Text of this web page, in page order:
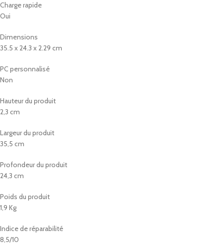
Charge rapide
Oui
Dimensions
35.5 x 24.3 x 2.29 cm
PC personnalisé
Non
Hauteur du produit
2,3 cm
Largeur du produit
35,5 cm
Profondeur du produit
24,3 cm
Poids du produit
1,9 Kg
Indice de réparabilité
8,5/10